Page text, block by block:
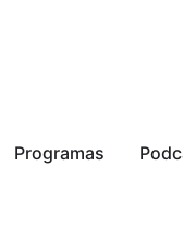
Programas